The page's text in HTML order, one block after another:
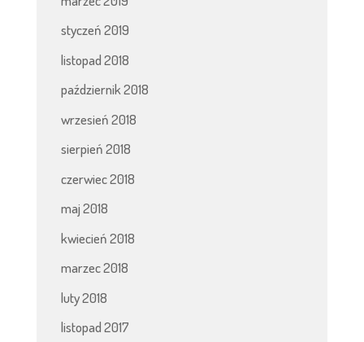
styczeń 2019
listopad 2018
październik 2018
wrzesień 2018
sierpień 2018
czerwiec 2018
maj 2018
kwiecień 2018
marzec 2018
luty 2018
listopad 2017